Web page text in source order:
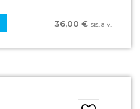
36,00 € sis. alv.